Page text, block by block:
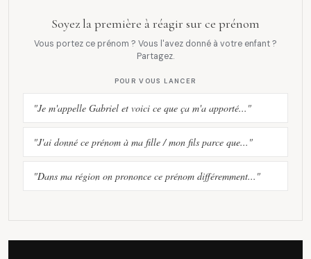
Soyez la première à réagir sur ce prénom
Vous portez ce prénom ? Vous l'avez donné à votre enfant ?
Partagez.
POUR VOUS LANCER
"Je m'appelle Gabriel et voici ce que ça m'a apporté..."
"J'ai donné ce prénom à ma fille / mon fils parce que..."
"Dans ma région on prononce ce prénom différemment..."